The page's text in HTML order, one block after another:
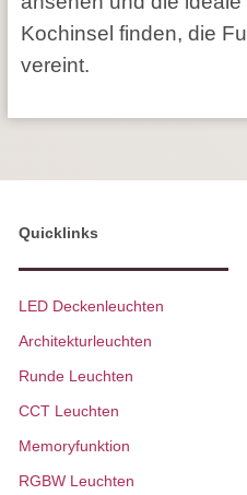
Kochinsel finden, die
vereint.
Quicklinks
LED Deckenleuchten
Architekturleuchten
Runde Leuchten
CCT Leuchten
Memoryfunktion
RGBW Leuchten